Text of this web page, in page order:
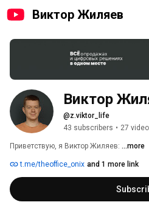
Виктор Жиляев
Виктор
@z.viktor_life
43 subscribers • 27
Приветствую, я Виктор Жиляев: ...more
t.me/theoffice_onix and 1 more link